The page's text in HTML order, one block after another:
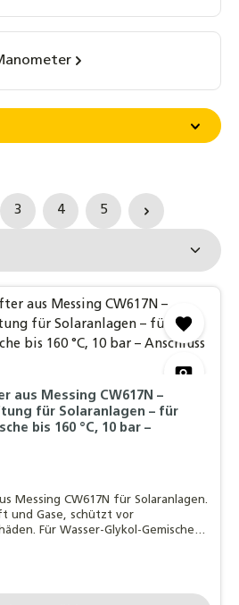
Seite
3
Seite
4
Seite
5
aus Messing CW617N –
für Solaranlagen – für
bis 160 °C, 10 bar –
Messing CW617N für Solaranlagen.
und Gase, schützt vor
Für Wasser-Glykol-Gemische